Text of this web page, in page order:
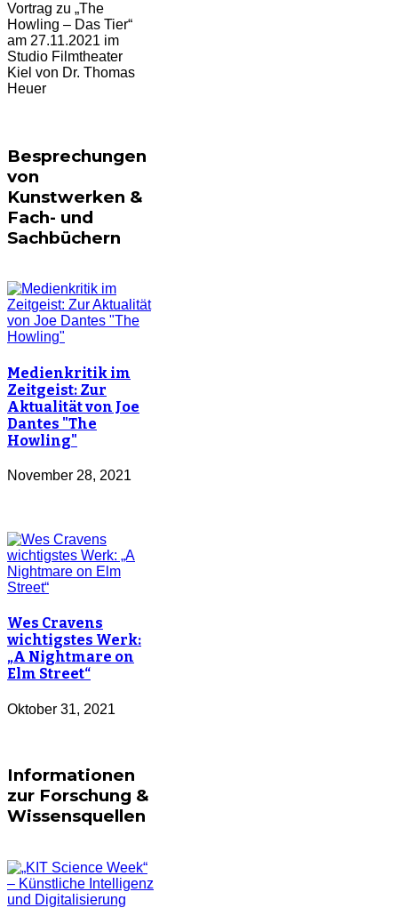
Vortrag zu „The
Howling – Das Tier“
am 27.11.2021 im
Studio Filmtheater
Kiel von Dr. Thomas
Heuer
Besprechungen
von
Kunstwerken &
Fach- und
Sachbüchern
Medienkritik im
Zeitgeist: Zur
Aktualität von Joe
Dantes "The
Howling"
November 28, 2021
Wes Cravens
wichtigstes Werk:
„A Nightmare on
Elm Street“
Oktober 31, 2021
Informationen
zur Forschung &
Wissensquellen